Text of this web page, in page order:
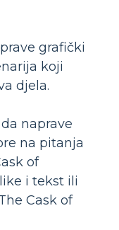
grafički
koji
djela.
naprave
na pitanja
of
i tekst ili
Cask of